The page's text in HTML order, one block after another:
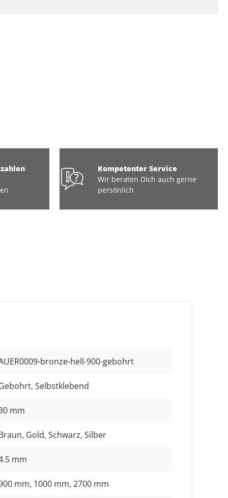
Kompetenter Service
Wir beraten Dich auch gerne
persönlich
bronze-hell-900-gebohrt
, Selbstklebend
mm
, Gold, Schwarz, Silber
mm
mm, 1000 mm, 2700 mm